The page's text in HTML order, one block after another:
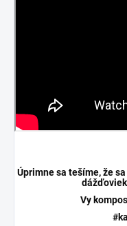
Úprimne sa tešíme, že
Vy